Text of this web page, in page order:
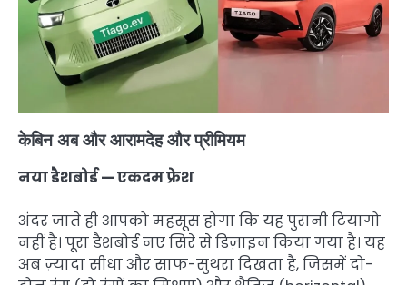
केबिन अब और आरामदेह और प्रीमियम
नया डैशबोर्ड — एकदम फ्रेश
अंदर जाते ही आपको महसूस होगा कि यह पुरानी टियागो
नहीं है। पूरा डैशबोर्ड नए सिरे से डिज़ाइन किया गया है। यह
अब ज़्यादा सीधा और साफ-सुथरा दिखता है, जिसमें दो-